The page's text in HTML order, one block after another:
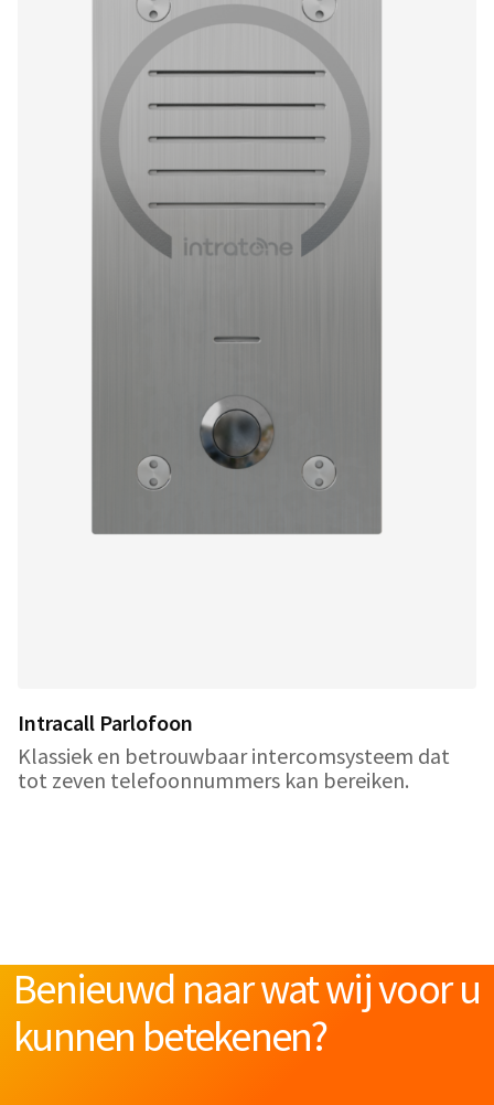
Intracall Parlofoon
Klassiek en betrouwbaar intercomsysteem dat
tot zeven telefoonnummers kan bereiken.
Benieuwd naar wat wij voor u
kunnen betekenen?